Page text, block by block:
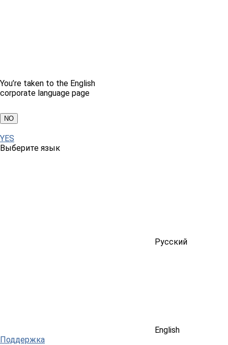
You’re taken to the English
corporate language page
NO
YES
Выберите язык
Русский
English
Поддержка